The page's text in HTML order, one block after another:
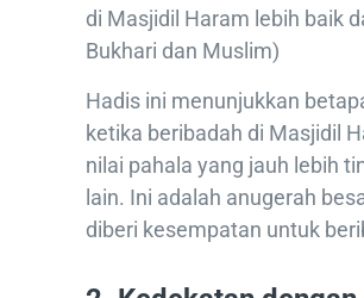
di Masjidil Haram lebih baik
Bukhari dan Muslim)
Hadis ini menunjukkan
ketika beribadah di Masjidil
nilai pahala yang jauh lebih
lain. Ini adalah anugerah
diberi kesempatan untuk